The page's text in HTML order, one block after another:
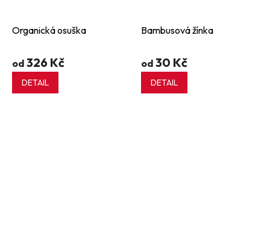
Organická osuška
od 326 Kč
DETAIL
Bambusová žínka
od 30 Kč
DETAIL